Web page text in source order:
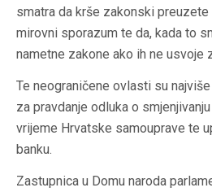
smatra da krše zakonski
mirovni sporazum te da, kada to
nametne zakone ako ih ne usvoje
Te neograničene ovlasti su
za pravdanje odluka o
vrijeme Hrvatske samouprave te
banku.
Zastupnica u Domu naroda